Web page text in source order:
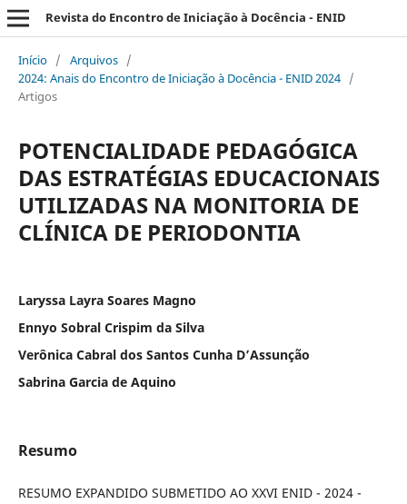
Revista do Encontro de Iniciação à Docência - ENID
Início / Arquivos /
2024: Anais do Encontro de Iniciação à Docência - ENID 2024 /
Artigos
POTENCIALIDADE PEDAGÓGICA
DAS ESTRATÉGIAS EDUCACIONAIS
UTILIZADAS NA MONITORIA DE
CLÍNICA DE PERIODONTIA
Laryssa Layra Soares Magno
Ennyo Sobral Crispim da Silva
Verônica Cabral dos Santos Cunha D’Assunção
Sabrina Garcia de Aquino
Resumo
RESUMO EXPANDIDO SUBMETIDO AO XXVI ENID - 2024 -